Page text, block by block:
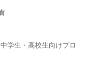
学生・高校生向けプロ